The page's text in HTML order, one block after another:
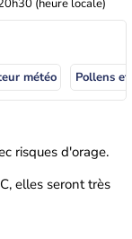
(heure locale)
météo Pollens
risques d'orage.
elles seront très